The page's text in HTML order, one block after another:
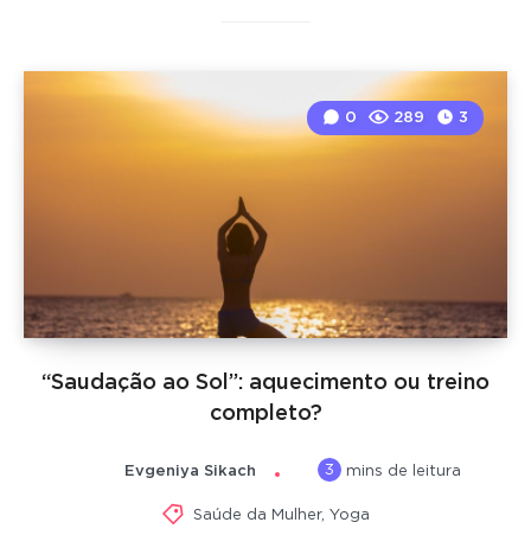
“Saudação ao Sol”: aquecimento ou treino
completo?
0 289 3
Evgeniya Sikach 3 mins de leitura
Saúde da Mulher, Yoga